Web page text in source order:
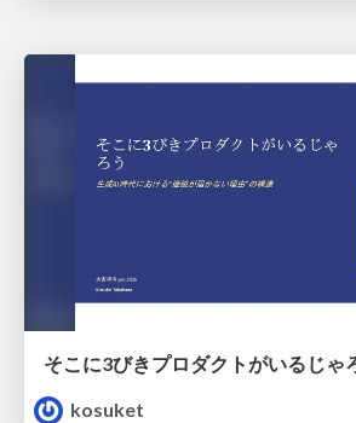
kosuket